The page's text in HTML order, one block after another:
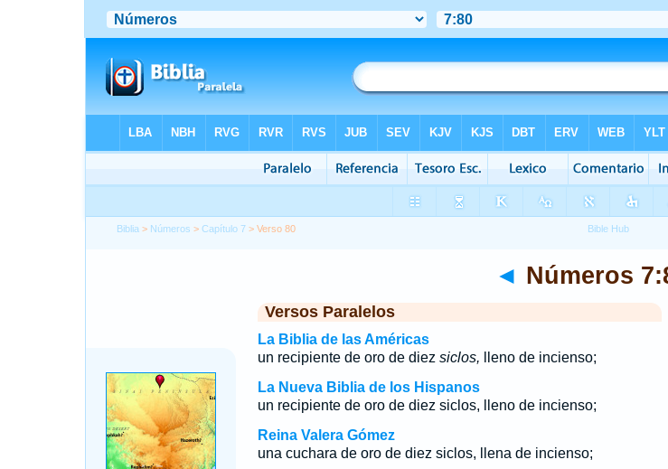
Biblia > Números >Capítulo 7 > Verso 80
◄ Números
Versos Paralelos
La Biblia de las Américas
un recipiente de oro de diez siclos, lleno de incienso;
La Nueva Biblia de los Hispanos
un recipiente de oro de diez siclos, lleno de incienso;
Reina Valera Gómez
una cuchara de oro de diez siclos, llena de incienso;